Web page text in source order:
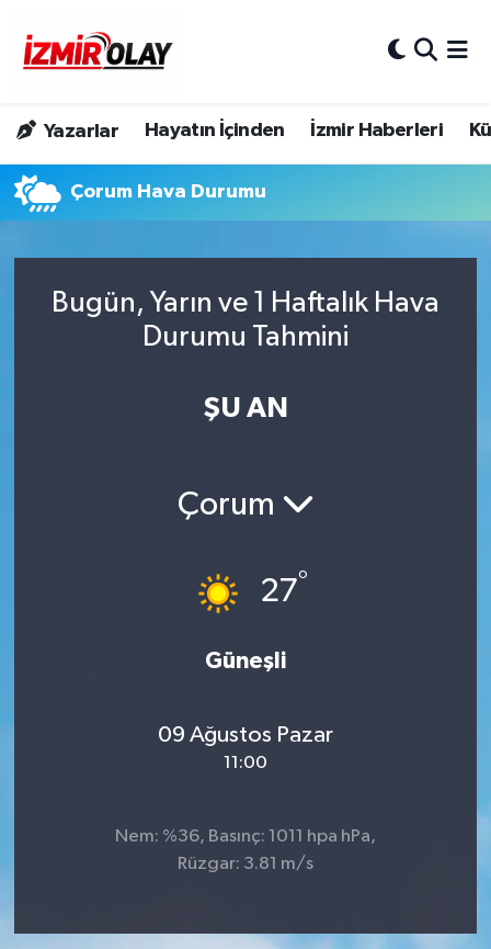
Yazarlar Hayatın İçinden İzmir Haberleri
Çorum Hava Durumu
Bugün, Yarın ve 1 Haftalık Hava
Durumu Tahmini
ŞU AN
Çorum
27°
Güneşli
09 Ağustos Pazar
11:00
Nem: %36, Basınç: 1011 hpa hPa,
Rüzgar: 3.81 m/s
Konak Trafik Yoğunluk Haritası
Süper Lig Puan Durumu ve Fikstür
Son Dakika Haberleri